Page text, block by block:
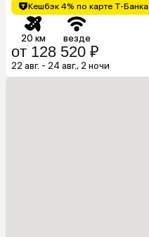
Кешбэк 4% по карте Т-Банка
20 км везде
от 128 520 ₽
22 авг. - 24 авг., 2 ночи